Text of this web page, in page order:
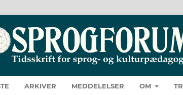
ARKIVER MEDDELELSER OM